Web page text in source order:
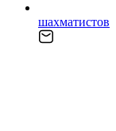
шахматистов